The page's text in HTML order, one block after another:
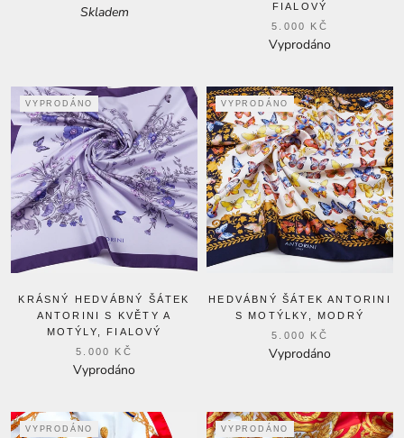
Skladem
FIALOVÝ
5.000 KČ
Vyprodáno
VYPRODÁNO
KRÁSNÝ HEDVÁBNÝ ŠÁTEK
ANTORINI S KVĚTY A
MOTÝLY, FIALOVÝ
5.000 KČ
Vyprodáno
VYPRODÁNO
HEDVÁBNÝ ŠÁTEK ANTORINI
S MOTÝLKY, MODRÝ
5.000 KČ
Vyprodáno
VYPRODÁNO VYPRODÁNO